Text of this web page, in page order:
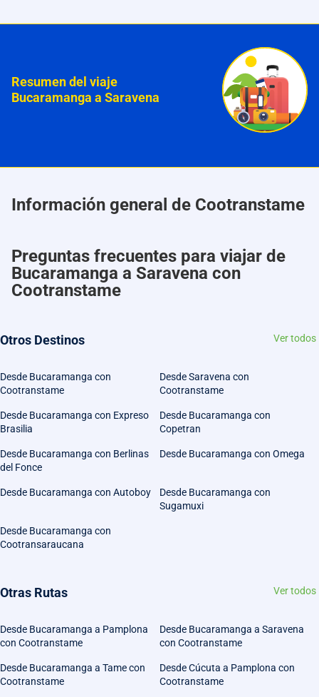
Resumen del viaje
Bucaramanga a Saravena
Información general de Cootranstame
Preguntas frecuentes para viajar de
Bucaramanga a Saravena con
Cootranstame
Otros Destinos Ver todos
Desde Bucaramanga con
Cootranstame
Desde Saravena con
Cootranstame
Desde Bucaramanga con Expreso
Brasilia
Desde Bucaramanga con
Copetran
Desde Bucaramanga con Berlinas
del Fonce
Desde Bucaramanga con Omega
Desde Bucaramanga con Autoboy
Desde Bucaramanga con
Sugamuxi
Desde Bucaramanga con
Cootransaraucana
Otras Rutas Ver todos
Desde Bucaramanga a Pamplona
con Cootranstame
Desde Bucaramanga a Saravena
con Cootranstame
Desde Bucaramanga a Tame con
Cootranstame
Desde Cúcuta a Pamplona con
Cootranstame